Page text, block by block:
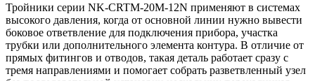
Тройники серии NK-CRTM-20M-12N применяют в системах
высокого давления, когда от основной линии нужно вывести
боковое ответвление для подключения прибора, участка
трубки или дополнительного элемента контура. В отличие от
прямых фитингов и отводов, такая деталь работает сразу с
тремя направлениями и помогает собрать разветвленный узел